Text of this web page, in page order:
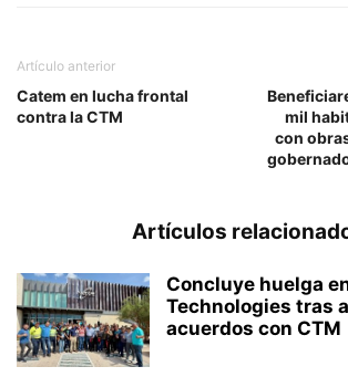
Artículo anterior
Catem en lucha frontal
contra la CTM
mil
con
Artículos
Concluye huelga
Technologies tras
acuerdos con CTM